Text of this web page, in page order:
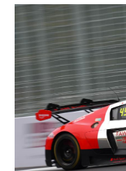
科技 科
文化 书画
访谈 视
法律 中央
食品 人